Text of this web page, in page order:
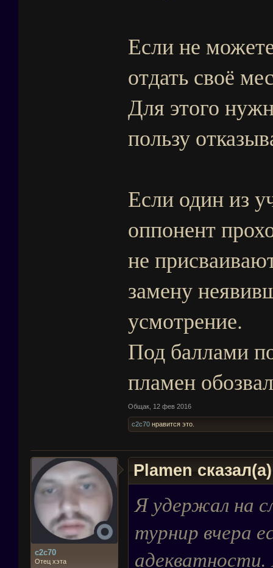
Если не
отдать своё
Для этого
пользу
Если один из
оппонент
не
замену
усмотрение.
Под баллами
пламен
Общак 12 фев 2016
c2c70 нравится это.
c2c70
Отец хэта
Plamen
Я удержал на
турнир вчера